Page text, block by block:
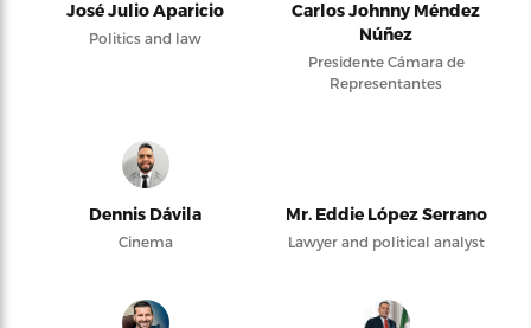
José Julio Aparicio
Politics and law
Carlos Johnny Méndez
Núñez
Presidente Cámara de
Representantes
Dennis Dávila
Cinema
Mr. Eddie López Serrano
Lawyer and political analyst